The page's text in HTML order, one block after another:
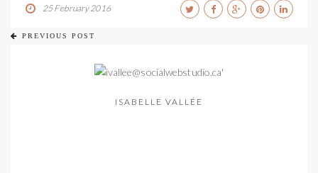
25 February 2016
PREVIOUS POST
ISABELLE VALLÉE